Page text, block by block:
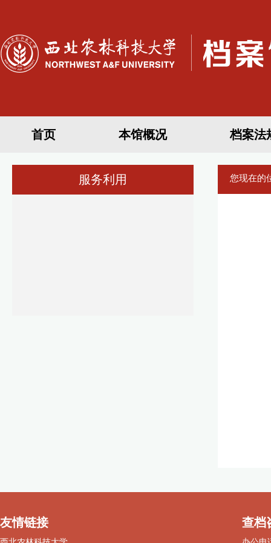
首页 本馆概况 档案法
服务利用 您现在的
友情链接 查档